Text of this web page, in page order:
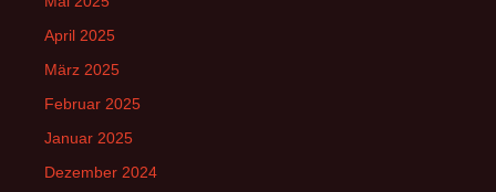
April 2025
März 2025
Februar 2025
Januar 2025
Dezember 2024